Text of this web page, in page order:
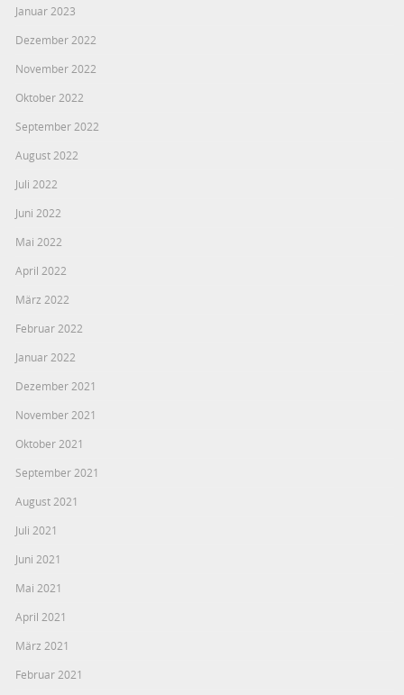
Januar 2023
Dezember 2022
November 2022
Oktober 2022
September 2022
August 2022
Juli 2022
Juni 2022
Mai 2022
April 2022
März 2022
Februar 2022
Januar 2022
Dezember 2021
November 2021
Oktober 2021
September 2021
August 2021
Juli 2021
Juni 2021
Mai 2021
April 2021
März 2021
Februar 2021